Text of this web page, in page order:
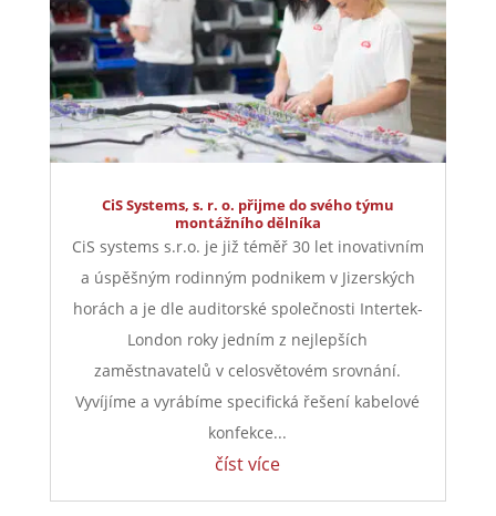
CiS Systems, s. r. o. přijme do svého týmu
montážního dělníka
CiS systems s.r.o. je již téměř 30 let inovativním
a úspěšným rodinným podnikem v Jizerských
horách a je dle auditorské společnosti Intertek-
London roky jedním z nejlepších
zaměstnavatelů v celosvětovém srovnání.
Vyvíjíme a vyrábíme specifická řešení kabelové
konfekce...
číst více